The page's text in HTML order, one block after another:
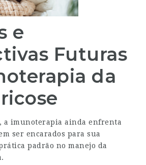
e
Futuras
da
a imunoterapia ainda enfrenta
ser encarados para sua
padrão no manejo da